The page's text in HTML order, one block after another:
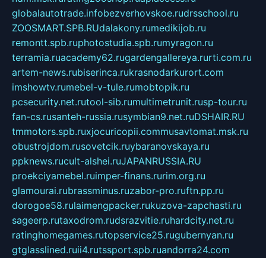
globalautotrade.infobezverhovskoe.rudrsschool.ru
ZOOSMART.SPB.RUdalakony.rumedikijob.ru
remontt.spb.ruphotostudia.spb.rumyragon.ru
terramia.ruacademy62.rugardengallereya.rurti.com.ru
artem-news.rubiserinca.rukrasnodarkurort.com
imshowtv.rumebel-v-tule.rumobtopik.ru
pcsecurity.net.rutool-sib.rumultimetrunit.rusp-tour.ru
fan-cs.rusanteh-russia.rusymbian9.net.ruDSHAIR.RU
tmmotors.spb.ruxjocuricopii.commusavtomat.msk.ru
obustrojdom.rusovetcik.ruybaranovskaya.ru
ppknews.rucult-alshei.ruJAPANRUSSIA.RU
proekciyamebel.ruimper-finans.rurim.org.ru
glamourai.rubrassminus.ruzabor-pro.ruftn.pp.ru
dorogoe58.rulaimengpacker.rukuzova-zapchasti.ru
sageerp.rutaxodrom.rudsrazvitie.ruhardcity.net.ru
ratinghomegames.rutopservice25.rugubernyan.ru
gtglasslined.ruii4.rutssport.spb.ruandorra24.com